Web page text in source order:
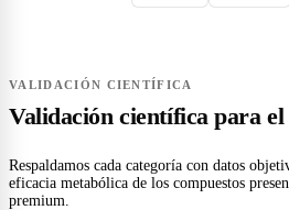
VALIDACIÓN CIENTÍFICA
Validación científica para
Respaldamos cada categoría con datos
eficacia metabólica de los compuestos
premium.